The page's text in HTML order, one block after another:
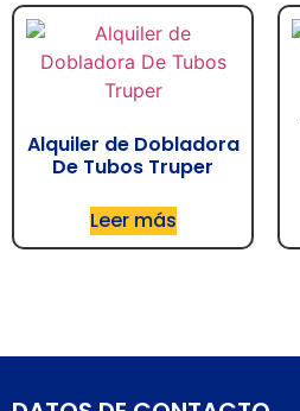
Alquiler de Dobladora
De Tubos Truper
Leer más